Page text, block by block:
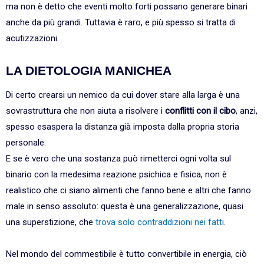
ma non è detto che eventi molto forti possano generare binari
anche da più grandi. Tuttavia è raro, e più spesso si tratta di
acutizzazioni.
LA DIETOLOGIA MANICHEA
Di certo crearsi un nemico da cui dover stare alla larga è una
sovrastruttura che non aiuta a risolvere i conflitti con il cibo, anzi,
spesso esaspera la distanza già imposta dalla propria storia
personale.
E se è vero che una sostanza può rimetterci ogni volta sul
binario con la medesima reazione psichica e fisica, non è
realistico che ci siano alimenti che fanno bene e altri che fanno
male in senso assoluto: questa è una generalizzazione, quasi
una superstizione, che trova solo contraddizioni nei fatti.
Nel mondo del commestibile è tutto convertibile in energia, ciò